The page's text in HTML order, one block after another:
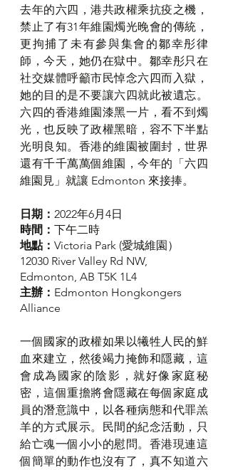
去年的六四，港共政權乘抗疫之機，
禁止了有31年維園燭光晚會的傳統，
更拘捕了未有參與集會的鄒幸彤律
師，今天，她仍在獄中。鄒幸彤只在
社交媒體呼籲市民悼念六四而入獄，
她的目的是不要讓六四就此被遺忘。
六四的香港維園漆黑一片，看不到燭
光，也反映了政權黑暗，容不下半點
光明良知。香港的維園被圍封，世界
還有千千萬萬個維園，今年的「六四
維園見」就讓 Edmonton 來接捧。
日期： 2022年6月4日
時間： 下午二時
地點： Victoria Park (愛城維園）
12030 River Valley Rd NW,
Edmonton, AB T5K 1L4
主辦： Edmonton Hongkongers
Alliance
一個國家的政權如果以犧牲人民的鮮
血來建立，然後竭力掩飾和隱藏，這
會成為國家的陰影，就好像家庭秘
密，這個重擔將會隱藏在每個家庭成
員的潛意識中，以各種病態和代罪羔
羊的方式展示。民間的紀念活動，只
給亡魂一個小小的慰問。香港現連這
個簡單的動作也沒有了，真不知道六